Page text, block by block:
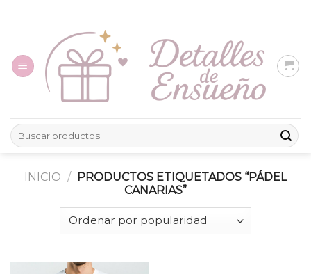
Buscar
por:
INICIO / PRODUCTOS ETIQUETADOS “PÁDEL
CANARIAS”